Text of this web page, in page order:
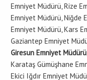
Emniyet Müdürü, Rize
Emniyet Müdürü, Niğde
Emniyet Müdürü, Kars
Gaziantep Emniyet
Giresun Emniyet Müdürü
Karataş Gümüşhane
Ekici Iğdır Emniyet